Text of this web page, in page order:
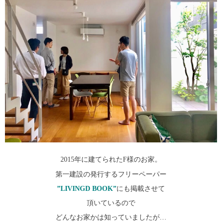
2015年に建てられたF様のお家。
第一建設の発行するフリーペーパー
”LIVINGD BOOK”にも掲載させて
頂いているので
どんなお家かは知っていましたが…